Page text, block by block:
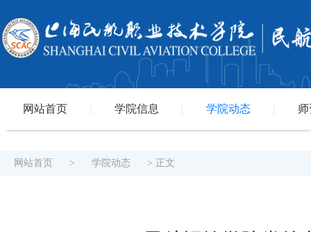
网站首页 学院信息 学院动态
网站首页 > 学院动态 > 正文